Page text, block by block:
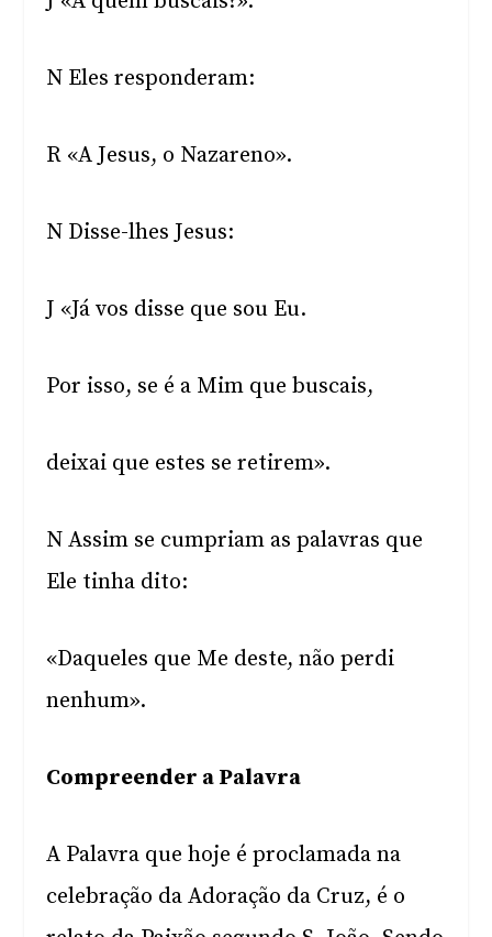
N Eles responderam:
R «A Jesus, o Nazareno».
N Disse-lhes Jesus:
J «Já vos disse que sou Eu.
Por isso, se é a Mim que buscais,
deixai que estes se retirem».
N Assim se cumpriam as palavras que
Ele tinha dito:
«Daqueles que Me deste, não perdi
nenhum».
Compreender a Palavra
A Palavra que hoje é proclamada na
celebração da Adoração da Cruz, é o